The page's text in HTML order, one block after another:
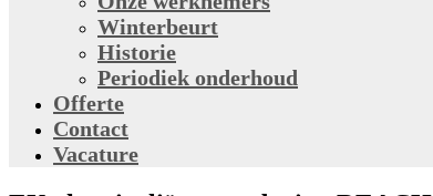
Winterbeurt
Historie
Periodiek onderhoud
Offerte
Contact
Vacature